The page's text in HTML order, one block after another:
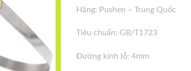
Hãng: Pushen – Trung Quốc
Tiêu chuẩn: GB/T1723
Đường kính lỗ: 4mm